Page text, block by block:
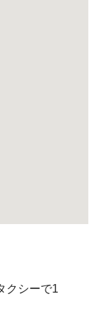
クシーで1